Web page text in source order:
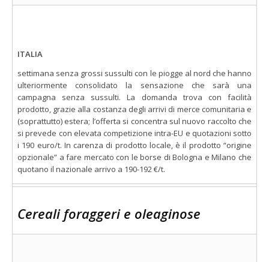
ITALIA
settimana senza grossi sussulti con le piogge al nord che hanno
ulteriormente consolidato la sensazione che sarà una
campagna senza sussulti. La domanda trova con facilità
prodotto, grazie alla costanza degli arrivi di merce comunitaria e
(soprattutto) estera; l’offerta si concentra sul nuovo raccolto che
si prevede con elevata competizione intra-EU e quotazioni sotto
i 190 euro/t. In carenza di prodotto locale, è il prodotto “origine
opzionale” a fare mercato con le borse di Bologna e Milano che
quotano il nazionale arrivo a 190-192 €/t.
Cereali foraggeri e oleaginose